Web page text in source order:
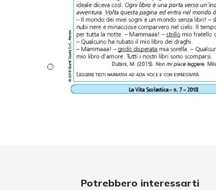
Potrebbero interessarti